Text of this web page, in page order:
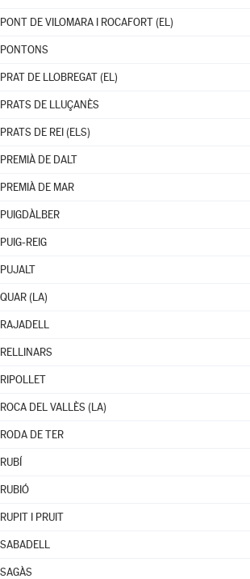
PONT DE VILOMARA I ROCAFORT (EL)
PONTONS
PRAT DE LLOBREGAT (EL)
PRATS DE LLUÇANÈS
PRATS DE REI (ELS)
PREMIÀ DE DALT
PREMIÀ DE MAR
PUIGDÀLBER
PUIG-REIG
PUJALT
QUAR (LA)
RAJADELL
RELLINARS
RIPOLLET
ROCA DEL VALLÈS (LA)
RODA DE TER
RUBÍ
RUBIÓ
RUPIT I PRUIT
SABADELL
SAGÀS